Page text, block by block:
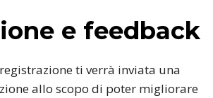
e feedback
ti verrà inviata una
allo scopo di poter migliorare